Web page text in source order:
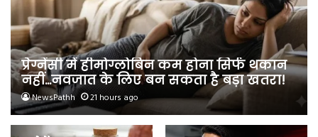
प्रेग्नेंसी में हीमोग्लोबिन कम होना सिर्फ थकान
नहीं…नवजात के लिए बन सकता है बड़ा खतरा!
NewsPathh 21 hours ago